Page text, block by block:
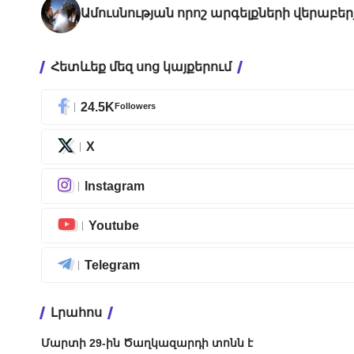
Ամուսնության որոշ արգելքների
Հետևեք մեզ սոց կայքերում
24.5KFollowers
X
Instagram
Youtube
Telegram
Լրահոս
Մարտի 29-ին Ծաղկազարդի տոնն է